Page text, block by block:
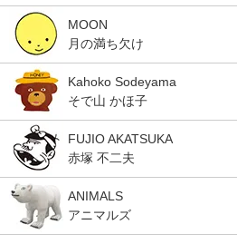
MOON
月の満ち欠け
Kahoko Sodeyama
そで山 かほ子
FUJIO AKATSUKA
赤塚 不二夫
ANIMALS
アニマルズ